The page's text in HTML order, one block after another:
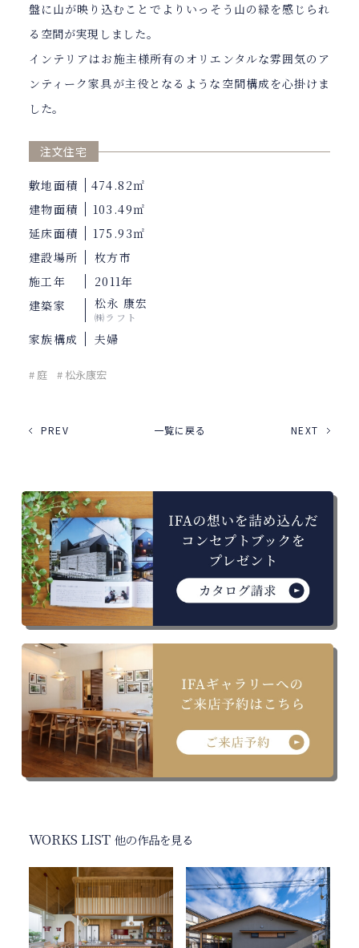
盤に山が映り込むことでよりいっそう山の緑を感じられ
る空間が実現しました。
インテリアはお施主様所有のオリエンタルな雰囲気のア
ンティーク家具が主役となるような空間構成を心掛けま
した。
注文住宅
敷地面積
474.82㎡
建物面積
103.49㎡
延床面積
175.93㎡
建設場所
枚方市
施工年
2011年
建築家
松永 康宏
㈱ラフト
家族構成 夫婦
# 庭 # 松永康宏
PREV 一覧に戻る NEXT
WORKS LIST 他の作品を見る